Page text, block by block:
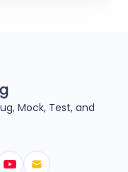
Mock, Test, and